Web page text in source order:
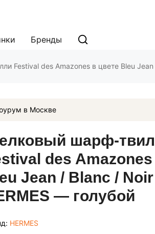
Бренды
Festival des Amazones в цвете Bleu
в Москве
шарф-
des Amazones
Jean / Blanc / Noir
— голубой
HERMES